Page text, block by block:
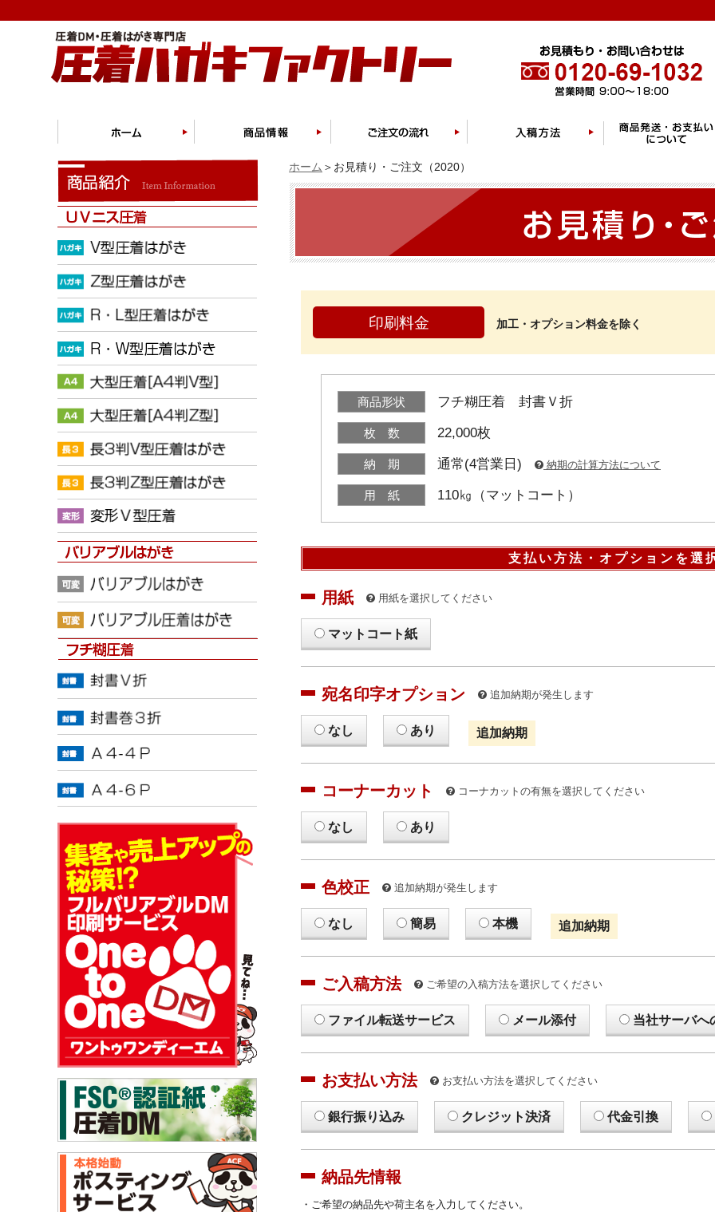
ホーム ＞お見積り・ご注文（2020）
印刷料金 加工・オプション料金を除く
商品形状 フチ糊圧着 封書Ｖ折
枚 数 22,000枚
納 期 通常(4営業日) 納期の計算方法について
用 紙 110㎏（マットコート）
支払い方法・オプションを選
用紙 用紙を選択してください
マットコート紙
宛名印字オプション 追加納期が発生します
なし あり 追加納期
コーナーカット コーナカットの有無を選択してください
なし あり
色校正 追加納期が発生します
なし 簡易 本機 追加納期
ご入稿方法 ご希望の入稿方法を選択してください
ファイル転送サービス メール添付 当社サーバへ
お支払い方法 お支払い方法を選択してください
銀行振り込み クレジット決済 代金引換
納品先情報
・ご希望の納品先や荷主名を入力してください。